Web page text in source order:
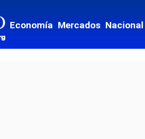
Economía Mercados Nacional
Email
Facebook
Twitter
LinkedIn
global.social-whatsapp